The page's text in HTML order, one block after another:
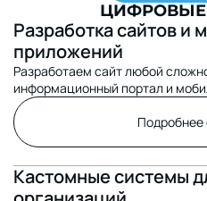
Разработка сайтов и
приложений
Разработаем сайт любой
информационный портал и
Подробнее
Кастомные системы